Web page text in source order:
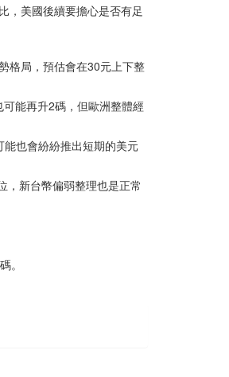
，美國後續要擔心是否有足
格局，預估會在30元上下整
能再升2碼，但歐洲整體經
也會紛紛推出短期的美元
，新台幣偏弱整理也是正常
。